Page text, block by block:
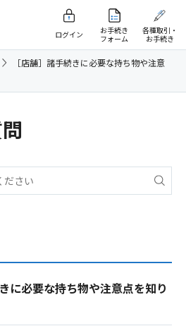
ログイン
お手続き
フォーム
各種取引・
お手続き
［店舗］諸手続きに必要な持ち物や注意
に必要な持ち物や注意点を知り